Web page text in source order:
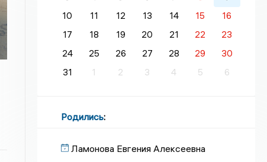
10
11 12 13 14 15
16
17
18 19 20 21 22
23
24
25 26 27 28 29
30
31
1 2 3 4 5 6
Родились:
Ламонова Евгения Алексеевна